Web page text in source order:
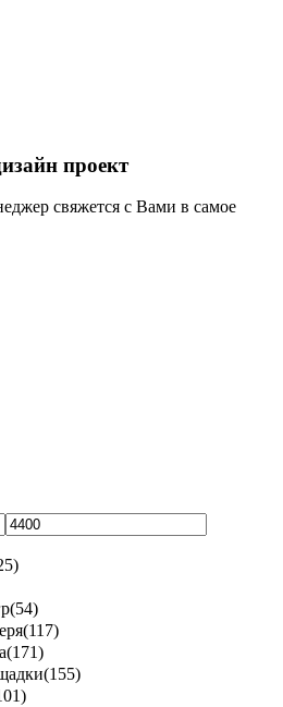
проект
свяжется с Вами в самое
(54)
(117)
(171)
(155)